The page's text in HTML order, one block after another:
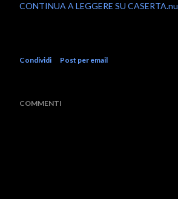
CONTINUA A LEGGERE SU CASERTA.nu
Condividi Post per email
COMMENTI